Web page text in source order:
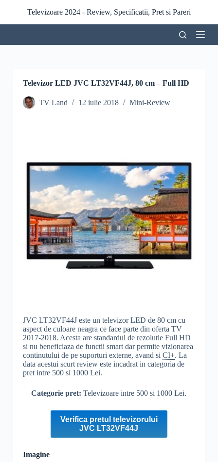
r
l
Televizoare 2024 - Review, Specificatii, Pret si Pareri
Televizor LED JVC LT32VF44J, 80 cm – Full HD
TV Land 12 iulie 2018 Mini-Review
JVC LT32VF44J este un televizor LED de 80 cm cu
aspect de culoare neagra ce face parte din oferta TV
2017-2018. Acesta are standardul de rezolutie Full HD
si nu beneficiaza de functii smart dar permite vizionarea
continutului de pe suporturi externe, avand si CI+. La
data acestui scurt review este incadrat in categoria de
pret intre 500 si 1000 Lei.
Categorie pret:Televizoare intre 500 si 1000 Lei.
Verifica pretul televizorului
JVC LT32VF44J
Imagine